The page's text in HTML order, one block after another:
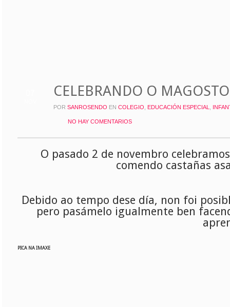
CELEBRANDO O
POR SANROSENDO EN COLEGIO EDUCACIÓN ESPECIAL
NO HAY COMENTARIOS
O pasado 2 de novembro
comendo castañas
Debido ao tempo dese día, non foi
pero pasámelo igualmente ben
PICA NA IMAXE